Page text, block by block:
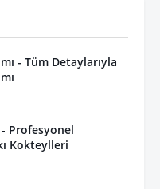
- Tüm Detaylarıyla
Profesyonel
Kokteylleri